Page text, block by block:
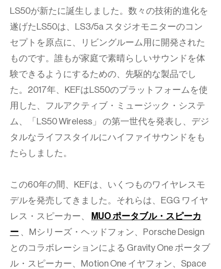
LS50が新たに誕生しました。数々の技術的進化を
遂げたLS50は、LS3/5a スタジオモニターのコン
セプトを原点に、リビングルーム用に開発された
ものです。誰もが家庭で素晴らしいサウンドを体
験できるようにするための、先駆的な製品でし
た。2017年、KEFはLS50のプラットフォームを使
用した、フルアクティブ・ミュージック・システ
ム、「LS50 Wireless」 の第一世代を発表し、デジ
タルなライフスタイルにハイファイサウンドをも
たらしました。
この60年の間、KEFは、いくつものワイヤレスモ
デルを発売してきました。それらは、EGG ワイヤ
レス・スピーカー、​​​​​​​
MUO ポータブル・スピーカ
ー 、Mシリーズ・ヘッドフォン、Porsche Design
とのコラボレーションによる Gravity One ポータブ
ル・スピーカー、Motion One イヤフォン、Space